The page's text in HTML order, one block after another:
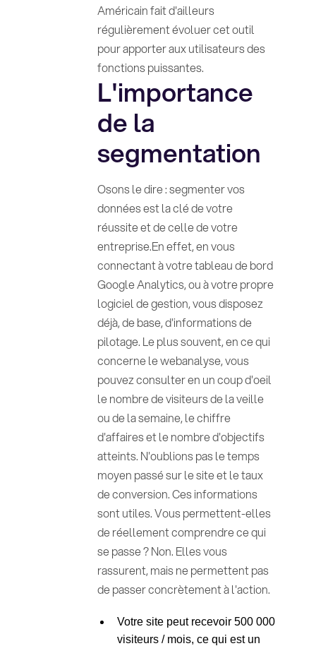
Américain fait d'ailleurs
régulièrement évoluer cet outil
pour apporter aux utilisateurs des
fonctions puissantes.
L'importance
de la
segmentation
Osons le dire : segmenter vos
données est la clé de votre
réussite et de celle de votre
entreprise.En effet, en vous
connectant à votre tableau de bord
Google Analytics, ou à votre propre
logiciel de gestion, vous disposez
déjà, de base, d'informations de
pilotage. Le plus souvent, en ce qui
concerne le webanalyse, vous
pouvez consulter en un coup d'oeil
le nombre de visiteurs de la veille
ou de la semaine, le chiffre
d'affaires et le nombre d'objectifs
atteints. N'oublions pas le temps
moyen passé sur le site et le taux
de conversion. Ces informations
sont utiles. Vous permettent-elles
de réellement comprendre ce qui
se passe ? Non. Elles vous
rassurent, mais ne permettent pas
de passer concrètement à l'action.
Votre site peut recevoir 500 000
visiteurs / mois, ce qui est un